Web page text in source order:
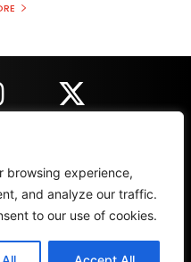
browsing experience,
and analyze our traffic.
to our use of cookies.
REZULTATI